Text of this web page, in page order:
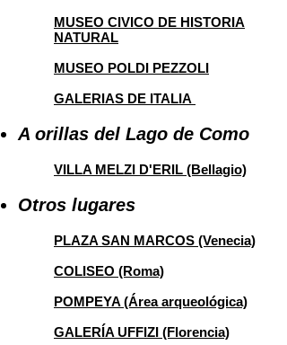
MUSEO CIVICO DE HISTORIA
NATURAL
MUSEO POLDI PEZZOLI
GALERIAS DE ITALIA
A orillas del Lago de Como
VILLA MELZI D'ERIL (Bellagio)
Otros lugares
PLAZA SAN MARCOS (Venecia)
COLISEO (Roma)
POMPEYA (Área arqueológica)
GALERÍA UFFIZI (Florencia)